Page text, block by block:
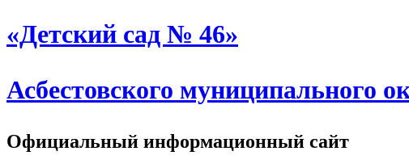
«Детский сад № 46»
Асбестовского муниципального
Официальный информационный сайт